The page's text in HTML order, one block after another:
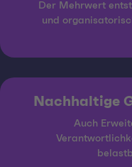
Der Mehrwert
und
Nachhaltige
Auch